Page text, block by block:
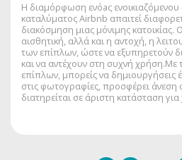
Η διαμόρφωση ενόaς ενοικιαζόμενου
καταλύματος Airbnb απαιτεί
διακόσμηση μιας μόνιμης κατοικίας.
αισθητική, αλλά και η αντοχή, η
των επίπλων, ώστε να εξυπηρετούν
και να αντέχουν στη συχνή χρήση.Με
επίπλων, μπορείς να δημιουργήσεις
στις φωτογραφίες, προσφέρει άνεση
διατηρείται σε άριστη κατάσταση για